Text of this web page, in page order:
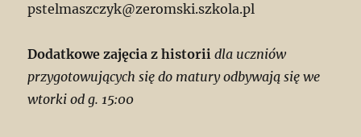
pstelmaszczyk@zeromski.szkola.pl
Dodatkowe zajęcia z historii dla uczniów
przygotowujących się do matury odbywają się we
wtorki od g. 15:00